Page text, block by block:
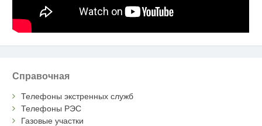
Справочная
Телефоны экстренных служб
Телефоны РЭС
Газовые участки